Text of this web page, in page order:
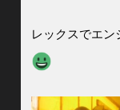
レックスでエ